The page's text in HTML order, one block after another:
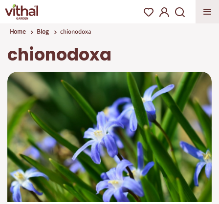
Home Blog chionodoxa
chionodoxa